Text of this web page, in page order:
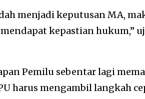
menjadi keputusan MA,
kepastian hukum,”
Pemilu sebentar lagi
harus mengambil langkah